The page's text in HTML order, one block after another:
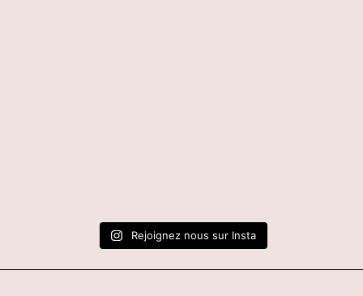
Rejoignez nous sur Insta